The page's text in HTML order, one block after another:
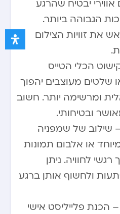
יבטיח שהרגע
הגבוהה ביותר.
את זוויות הצילום
הכלי הטייס
שלטים מעוצבים יהפוך
ומרשימה יותר. חשוב
ובטיחותי.
שילוב של שמפניה
או אלבום תמונות
לחוויה. ניתן
ולחשוף אותן ברגע
הכנת פלייליסט אישי